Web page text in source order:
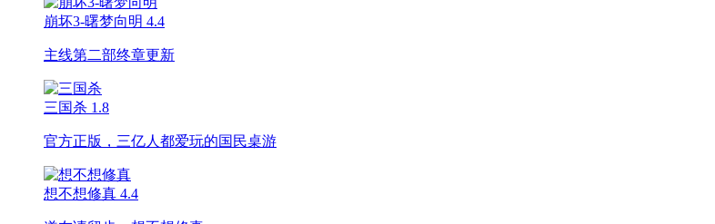
崩坏3-曙梦向明 4.4
主线第二部终章更新
三国杀 1.8
官方正版，三亿人都爱玩的国民桌游
想不想修真 4.4